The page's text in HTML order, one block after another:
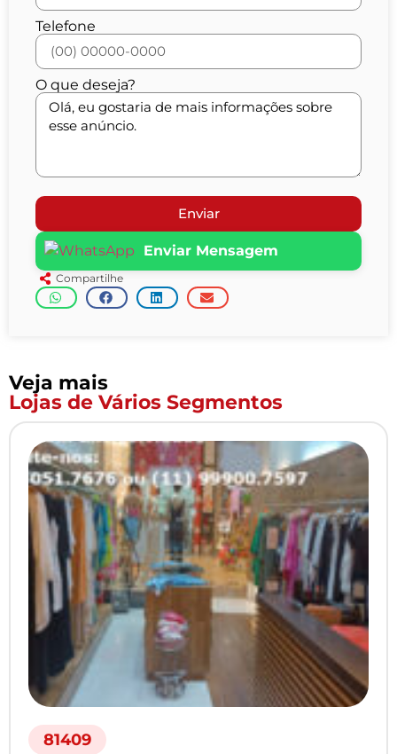
Telefone
O que deseja?
Enviar
Enviar Mensagem
Compartilhe
Veja mais
Lojas de Vários Segmentos
81409